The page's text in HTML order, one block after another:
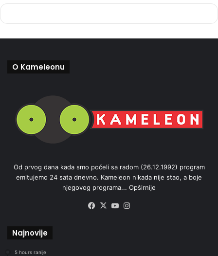
O Kameleonu
Od prvog dana kada smo počeli sa radom (26.12.1992) program
emitujemo 24 sata dnevno. Kameleon nikada nije stao, a boje
njegovog programa... Opširnije
Facebook
X YouTube
Najnovije
5 hours ranije